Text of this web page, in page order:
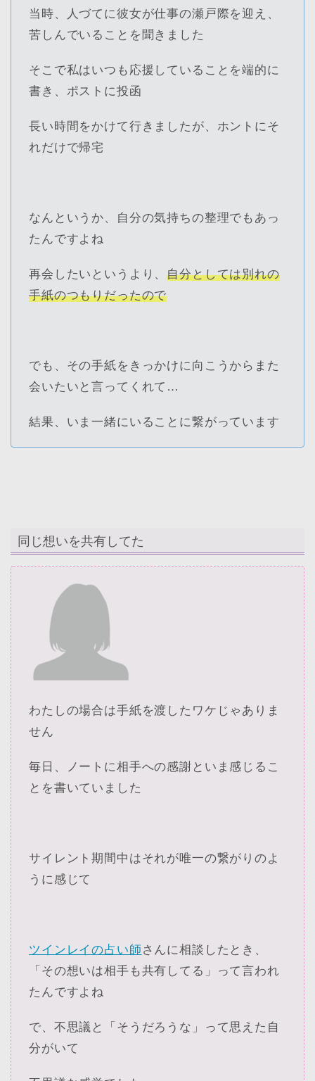
当時、人づてに彼女が仕事の瀬戸際を迎え、
苦しんでいることを聞きました
そこで私はいつも応援していることを端的に
書き、ポストに投函
長い時間をかけて行きましたが、ホントにそ
れだけで帰宅
なんというか、自分の気持ちの整理でもあっ
たんですよね
再会したいというより、自分としては別れの
手紙のつもりだったので
でも、その手紙をきっかけに向こうからまた
会いたいと言ってくれて…
結果、いま一緒にいることに繋がっています
同じ想いを共有してた
わたしの場合は手紙を渡したワケじゃありま
せん
毎日、ノートに相手への感謝といま感じるこ
とを書いていました
サイレント期間中はそれが唯一の繋がりのよ
うに感じて
ツインレイの占い師 さんに相談したとき、
「その想いは相手も共有してる」って言われ
たんですよね
で、不思議と「そうだろうな」って思えた自
分がいて